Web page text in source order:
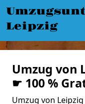
Leipzig
Umzug von
☛ 100 %
Umzug von